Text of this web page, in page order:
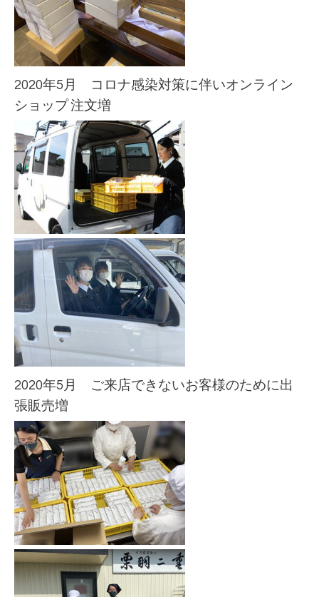
2020年5月 コロナ感染対策に伴いオンライン
ショップ 注文増
2020年5月 ご来店できないお客様のために出
張販売増